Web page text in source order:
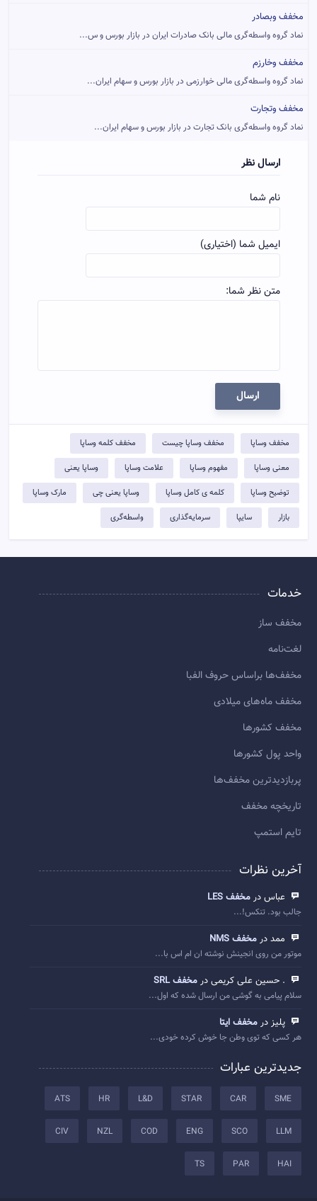
مخفف وبصادر
نماد گروه واسطه‌گری مالی بانک صادرات ایران در بازار بورس و س...
مخفف وخارزم
نماد گروه واسطه‌گری مالی خوارزمی در بازار بورس و سهام ایران...
مخفف وتجارت
نماد گروه واسطه‌گری بانک تجارت در بازار بورس و سهام ایران...
ارسال نظر
نام شما
ایمیل شما (اختیاری)
متن نظر شما:
ارسال
مخفف وساپا مخفف وساپا چیست مخفف کلمه وساپا
معنی وساپا مفهوم وساپا علامت وساپا وساپا یعنی
توضيح وساپا کلمه ی کامل وساپا وساپا یعنی چی مارک وساپا
بازار سایپا سرمایه‌گذاری واسطه‌گری
خدمات
مخفف ساز
لغت‌نامه
مخفف‌ها براساس حروف الفبا
مخفف ماه‌های میلادی
مخفف کشورها
واحد پول کشورها
پربازديدترين مخفف‌ها
تاريخچه مخفف
تایم استمپ
آخرین نظرات
عباس در مخفف LES
جالب بود. تنکس!...
ممد در مخفف NMS
موتور من روی انجینش نوشته ان ام اس با...
. حسین علی کریمی در مخفف SRL
سلام پیامی به گوشی من ارسال شده که اول...
پلیز در مخفف ایتا
هر کسی که توی وطن جا خوش کرده خودی...
جدیدترین عبارات
SME
CAR
STAR
L&D
HR
ATS
LLM
SCO
ENG
COD
NZL
CIV
HAI
PAR
TS